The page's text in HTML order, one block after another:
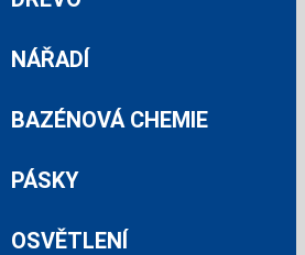
NÁŘADÍ
BAZÉNOVÁ CHEMIE
PÁSKY
OSVĚTLENÍ